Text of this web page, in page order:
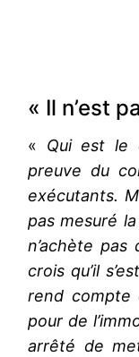
« Il n’est
« Qui est le
preuve du
exécutants.
pas mesuré
n’achète
crois qu’il
rend compte
pour de
arrêté de